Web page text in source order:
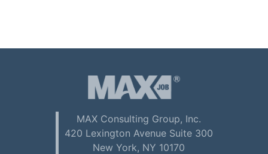
MAX Consulting Group, Inc.
420 Lexington Avenue Suite 300
New York, NY 10170